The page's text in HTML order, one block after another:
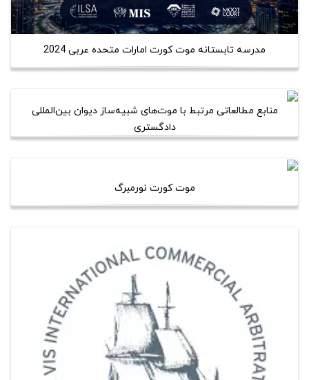
مدرسه تابستانه موت کورت امارات متحده عربی 2024
منابع مطالعاتی مرتبط با موت‌های شبیه‌ساز دیوان بین‌المللی
دادگستری
موت کورت نورمبرگ